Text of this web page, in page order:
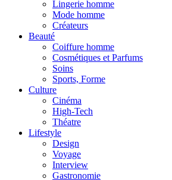
Lingerie homme
Mode homme
Créateurs
Beauté
Coiffure homme
Cosmétiques et Parfums
Soins
Sports, Forme
Culture
Cinéma
High-Tech
Théatre
Lifestyle
Design
Voyage
Interview
Gastronomie